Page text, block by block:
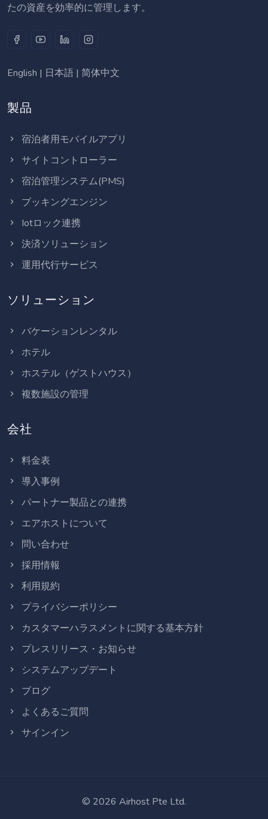
たの資産を効率的に管理します。
English | 日本語 | 简体中文
製品
宿泊者用モバイルアプリ
サイトコントローラー
宿泊管理システム(PMS)
ブッキングエンジン
Iotロック連携
決済ソリューション
運用代行サービス
ソリューション
バケーションレンタル
ホテル
ホステル（ゲストハウス）
複数施設の管理
会社
料金表
導入事例
パートナー製品との連携
エアホストについて
問い合わせ
採用情報
利用規約
プライバシーポリシー
カスタマーハラスメントに関する基本方針
プレスリリース・お知らせ
システムアップデート
ブログ
よくあるご質問
サインイン
© 2026 Airhost Pte Ltd.